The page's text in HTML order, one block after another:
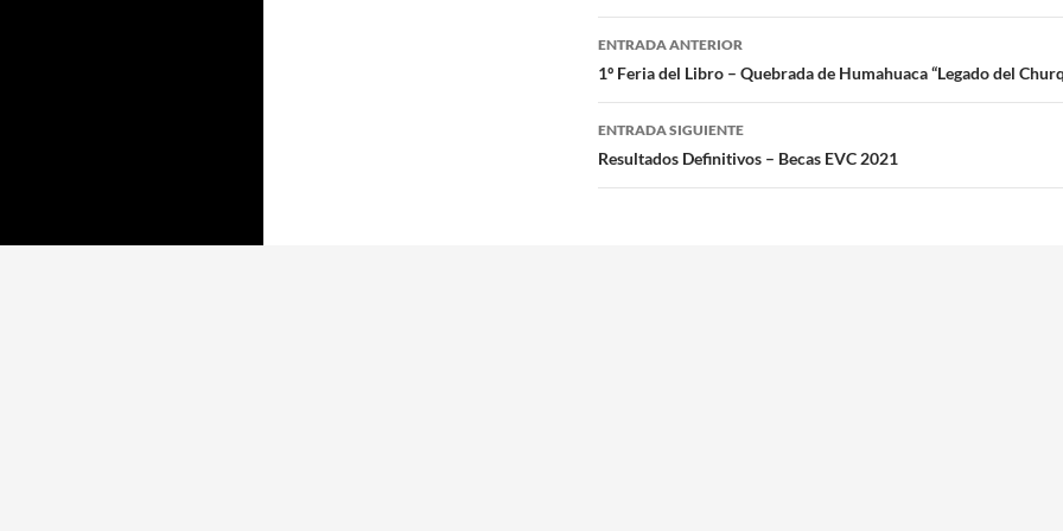
Navegación
por
las
entradas
ENTRADA ANTERIOR
1º Feria del Libro – Quebrada de Humahuaca “Legado del
ENTRADA SIGUIENTE
Resultados Definitivos – Becas EVC 2021